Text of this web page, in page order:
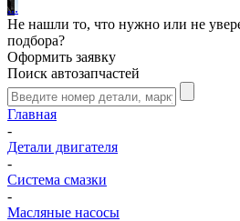
...
Не нашли то, что нужно или не
подбора?
Оформить заявку
Поиск автозапчастей
Главная
-
Детали двигателя
-
Система смазки
-
Масляные насосы